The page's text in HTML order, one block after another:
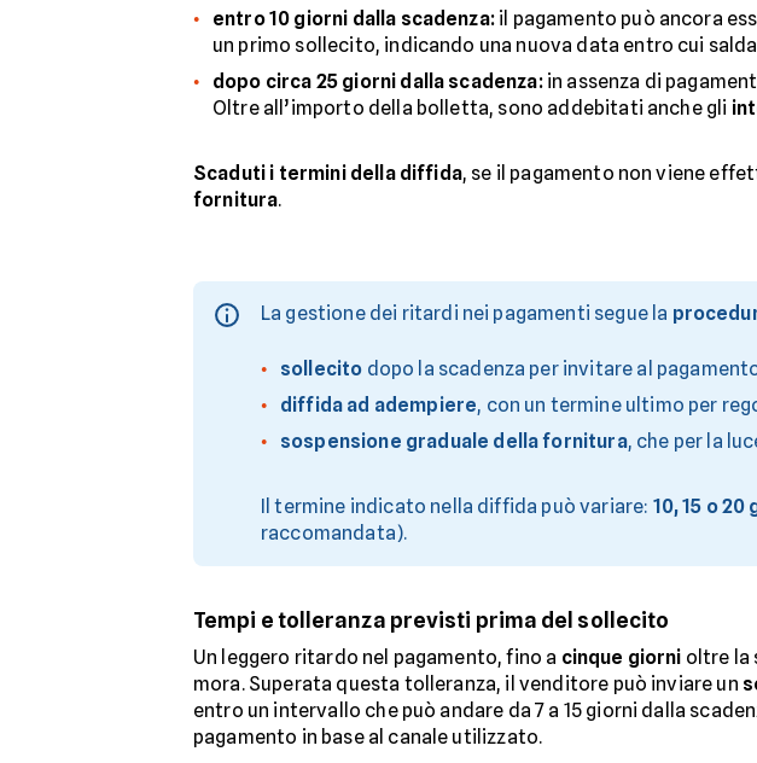
entro 10 giorni dalla scadenza:il pagamento può ancora
un primo sollecito, indicando una nuova data entro cui
dopo circa 25 giorni dalla scadenza:in assenza di
Oltre all’importo della bolletta, sono addebitati anche gli
Scaduti i termini della diffida, se il pagamento non viene
fornitura.
La gestione dei ritardi nei pagamenti segue la
sollecito dopo la scadenza per invitare al
diffida ad adempiere, con un termine ultimo per
sospensione graduale della fornitura, che per la
Il termine indicato nella diffida può variare: 10, 15 o
raccomandata).
Tempi e tolleranza previsti prima del sollecito
Un leggero ritardo nel pagamento, fino a cinque giorni oltre la
mora. Superata questa tolleranza, il venditore può inviare un
entro un intervallo che può andare da 7 a 15 giorni dalla
pagamento in base al canale utilizzato.